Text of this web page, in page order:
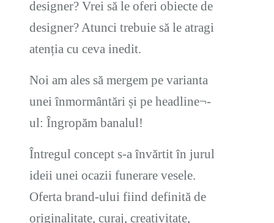
designer? Vrei să le oferi obiecte de
designer? Atunci trebuie să le atragi
atenția cu ceva inedit.
Noi am ales să mergem pe varianta
unei înmormântări și pe headline¬-
ul: Îngropăm banalul!
Întregul concept s-a învărtit în jurul
ideii unei ocazii funerare vesele.
Oferta brand-ului fiind definită de
originalitate, curaj, creativitate,